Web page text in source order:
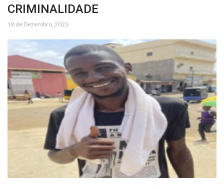
CRIMINALIDADE
18 de Dezembro, 2023